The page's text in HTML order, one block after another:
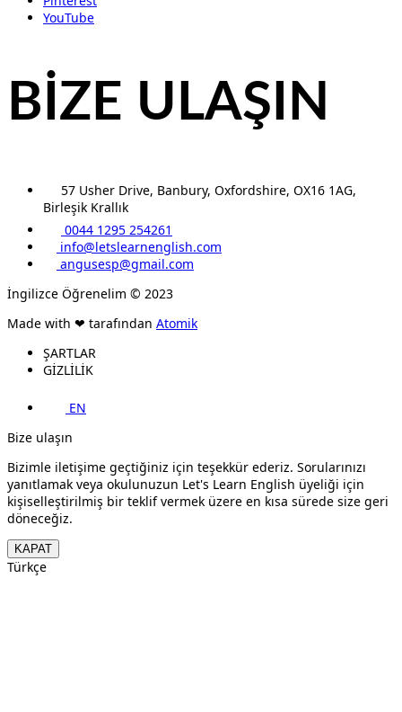
YouTube
BİZE ULAŞIN
57 Usher Drive, Banbury, Oxfordshire, OX16 1AG,
Birleşik Krallık
0044 1295 254261
info@letslearnenglish.com
angusesp@gmail.com
İngilizce Öğrenelim © 2023
Made with ❤ tarafından Atomik
ŞARTLAR
GİZLİLİK
EN
Bize ulaşın
Bizimle iletişime geçtiğiniz için teşekkür ederiz. Sorularınızı
yanıtlamak veya okulunuzun Let's Learn English üyeliği için
kişiselleştirilmiş bir teklif vermek üzere en kısa sürede size geri
döneceğiz.
KAPAT
Türkçe